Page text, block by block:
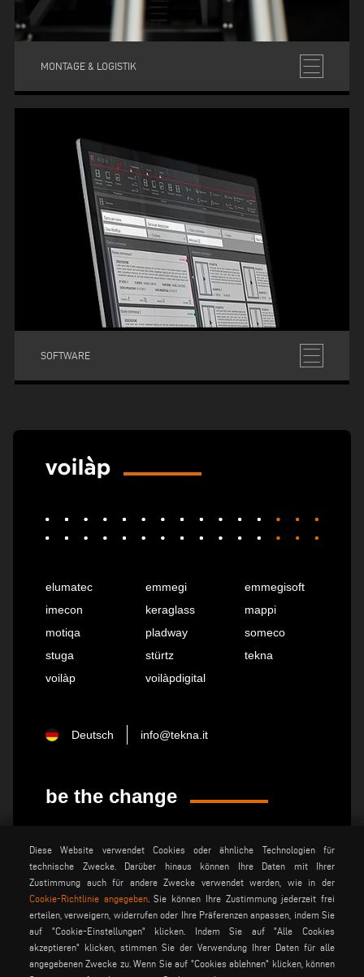
MONTAGE & LOGISTIK
SOFTWARE
elumatec emmegi
emmegisoft
imecon
keraglass
mappi
motiqa
pladway
someco
stuga
stürtz
tekna
voilàp
voilàpdigital
Deutsch info@tekna.it
be the change
privacy policy rechtsvermerk
cookie policy
allgemeine
verkaufsbedingungen
allgemeine
vertriebsbedingungen
cookies einstellungen
Voilàp S.p.a. - Via Archimede, 10 - 41019 Soliera (MO) - ITALY
Diese Website verwendet Cookies oder ähnliche Technologien für
technische Zwecke. Darüber hinaus können Ihre Daten mit Ihrer
Zustimmung auch für andere Zwecke verwendet werden, wie in der
Cookie-Richtlinie angegeben. Sie können Ihre Zustimmung jederzeit frei
erteilen, verweigern, widerrufen oder Ihre Präferenzen anpassen, indem Sie
auf "Cookie-Einstellungen" klicken. Indem Sie auf "Alle Cookies
akzeptieren" klicken, stimmen Sie der Verwendung Ihrer Daten für alle
angegebenen Zwecke zu. Wenn Sie auf "Cookies ablehnen" klicken, können